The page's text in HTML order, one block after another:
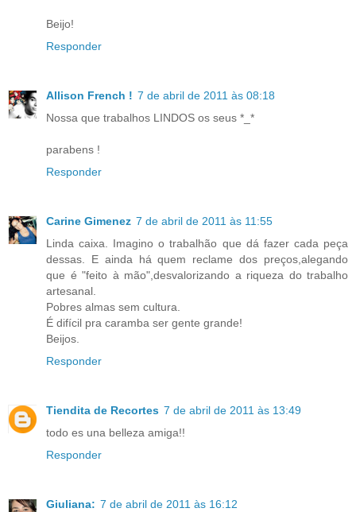
Beijo!
Responder
Allison French ! 7 de abril de 2011 às 08:18
Nossa que trabalhos LINDOS os seus *_*
parabens !
Responder
Carine Gimenez 7 de abril de 2011 às 11:55
Linda caixa. Imagino o trabalhão que dá fazer cada peça
dessas. E ainda há quem reclame dos preços,alegando
que é "feito à mão",desvalorizando a riqueza do trabalho
artesanal.
Pobres almas sem cultura.
É difícil pra caramba ser gente grande!
Beijos.
Responder
Tiendita de Recortes 7 de abril de 2011 às 13:49
todo es una belleza amiga!!
Responder
Giuliana: 7 de abril de 2011 às 16:12